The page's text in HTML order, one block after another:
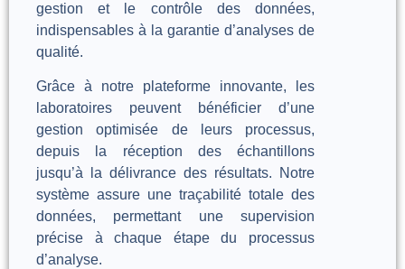
gestion et le contrôle des données,
indispensables à la garantie d’analyses de
qualité.
Grâce à notre plateforme innovante, les
laboratoires peuvent bénéficier d’une
gestion optimisée de leurs processus,
depuis la réception des échantillons
jusqu’à la délivrance des résultats. Notre
système assure une traçabilité totale des
données, permettant une supervision
précise à chaque étape du processus
d’analyse.